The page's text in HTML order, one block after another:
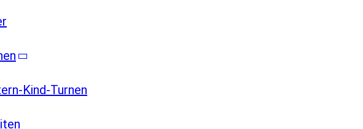
Kind-Turnen